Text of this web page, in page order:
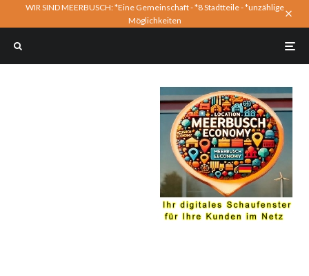
WIR SIND MEERBUSCH: *Eine Gemeinschaft - *8 Stadtteile - *unzählige
Möglichkeiten